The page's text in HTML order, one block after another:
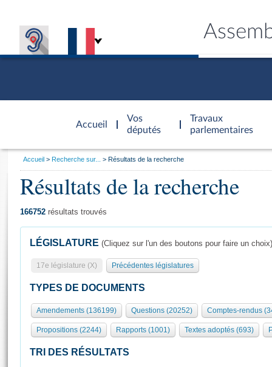
Accueil
d'accueil
Vos
députés
Travaux
parlementaires
Présidence
577 députés
Groupes politiques
Séance publique
Commissions et autres organes
Europe et International
Général
Rôle et pouvoirs de l'Assemblée
Organisation de l'Assemblée
Présidence Conférence des Présidents Bureau Collège des
Visiter l'Assemblée
Visite virtuelle du palais Bourbon
Assister à une séance
Vous
Accueil Recherche sur... Résultats de la recherche
Résultats de la recherche
166752 résultats trouvés
LÉGISLATURE (Cliquez sur l'un des boutons pour faire un choix)
17e législature (X) Précédentes législatures
TYPES DE DOCUMENTS
Amendements (136199) Questions (20252) Comptes-rendus
Propositions (2244) Rapports (1001) Textes adoptés (693)
TRI DES RÉSULTATS